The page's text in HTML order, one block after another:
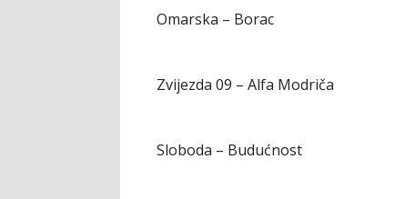
Omarska – Borac
Zvijezda 09 – Alfa Modriča
Sloboda – Budućnost